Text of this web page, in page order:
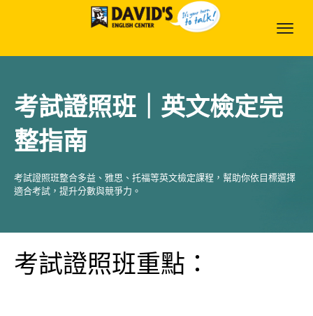
考試證照班｜英文檢定完
整指南
考試證照班整合多益、雅思、托福等英文檢定課程，幫助你依目標選擇
適合考試，提升分數與競爭力。
考試證照班重點：